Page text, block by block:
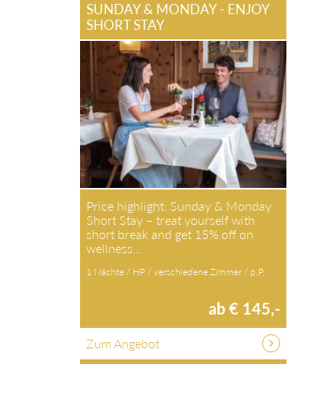
SUNDAY & MONDAY - ENJOY
SHORT STAY
Price highlight: Sunday & Monday
Short Stay – treat yourself with
short break and get 15% off on
wellness…
1 Nächte / HP / verschiedene Zimmer / p.P.
ab € 145,-
Zum Angebot